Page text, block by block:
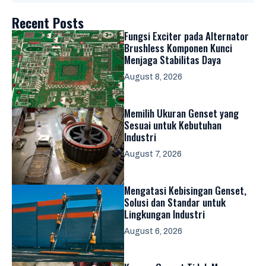
Recent Posts
Fungsi Exciter pada Alternator
Brushless Komponen Kunci
Menjaga Stabilitas Daya
August 8, 2026
Memilih Ukuran Genset yang
Sesuai untuk Kebutuhan
Industri
August 7, 2026
Mengatasi Kebisingan Genset,
Solusi dan Standar untuk
Lingkungan Industri
August 6, 2026